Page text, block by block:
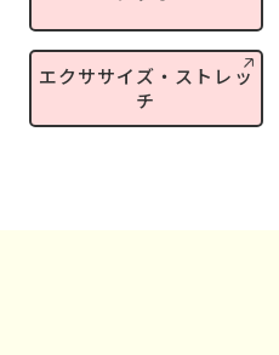
エクササイズ・ストレッ
チ